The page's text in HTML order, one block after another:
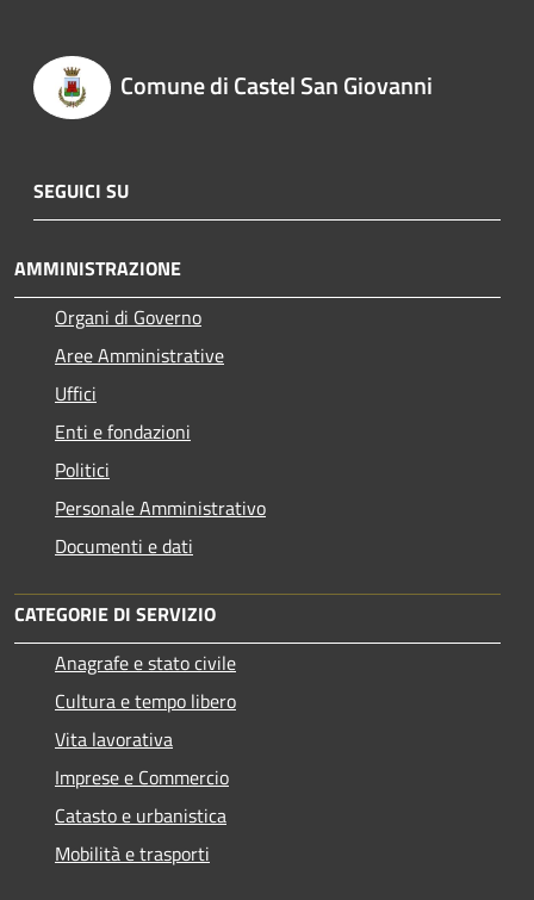
Comune di Castel San Giovanni
SEGUICI SU
AMMINISTRAZIONE
Organi di Governo
Aree Amministrative
Uffici
Enti e fondazioni
Politici
Personale Amministrativo
Documenti e dati
CATEGORIE DI SERVIZIO
Anagrafe e stato civile
Cultura e tempo libero
Vita lavorativa
Imprese e Commercio
Catasto e urbanistica
Mobilità e trasporti